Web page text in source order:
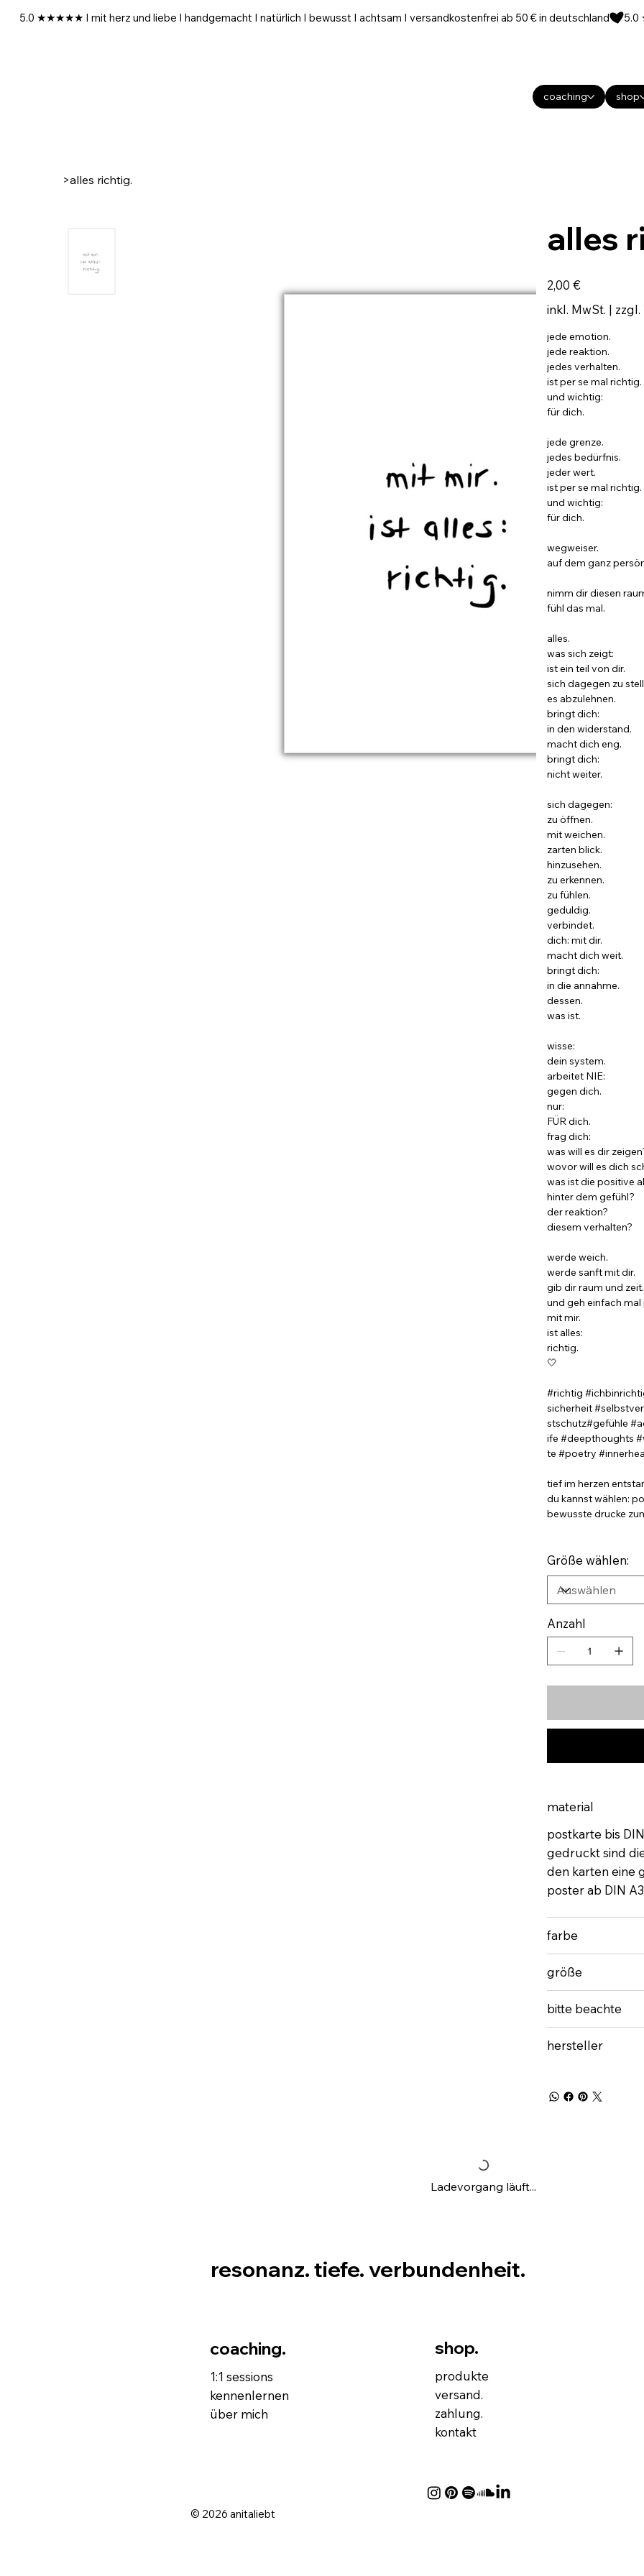
5.0 ★★★★★ I mit herz und liebe I handgemacht I natürlich I bewusst I achtsam I versandkostenfrei ab 50 € in deutschland
coaching shop
>alles richtig.
alles
Preis
2,00 €
inkl. MwSt. |
jede emotion.
jede reaktion.
jedes verhalten.
ist per se mal richtig.
und wichtig:
für dich.
jede grenze.
jedes bedürfnis.
jeder wert.
ist per se mal richtig.
und wichtig:
für dich.
wegweiser.
auf dem ganz
nimm dir diesen
fühl das mal.
alles.
was sich zeigt:
ist ein teil von dir.
sich dagegen zu
es abzulehnen.
bringt dich:
in den widerstand.
macht dich eng.
bringt dich:
nicht weiter.
sich dagegen:
zu öffnen.
mit weichen.
zarten blick.
hinzusehen.
zu erkennen.
zu fühlen.
geduldig.
verbindet.
dich: mit dir.
macht dich weit.
bringt dich:
in die annahme.
dessen.
was ist.
wisse:
dein system.
arbeitet NIE:
gegen dich.
nur:
FÜR dich.
frag dich:
was will es dir
wovor will es dich
was ist die positive
hinter dem gefühl?
der reaktion?
diesem verhalten?
werde weich.
werde sanft mit dir.
gib dir raum und zeit.
und geh einfach
mit mir.
ist alles:
richtig.
🤍
#richtig
sicherheit
stschutz#gefühle
ife #deepthoughts
te #poetry
tief im herzen
du kannst wählen:
bewusste drucke
Größe wählen:
Anzahl
material
postkarte bis
gedruckt sind
den karten eine
poster ab DIN
farbe
größe
bitte beachte
hersteller
Ladevorgang läuft...
resonanz. tiefe. verbundenheit.
coaching.
1:1 sessions
kennenlernen
über mich
shop.
produkte
versand.
zahlung.
kontakt
© 2026 anitaliebt